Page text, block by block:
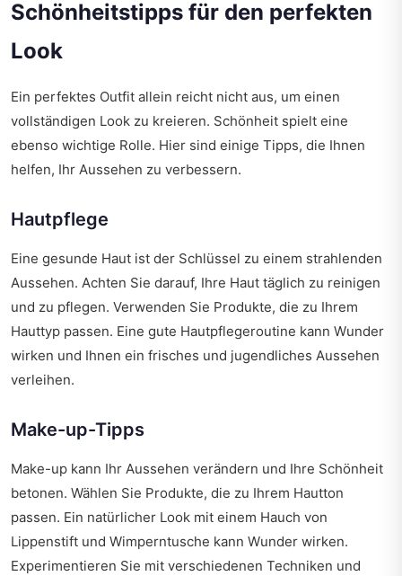
Schönheitstipps für den perfekten
Look
Ein perfektes Outfit allein reicht nicht aus, um einen
vollständigen Look zu kreieren. Schönheit spielt eine
ebenso wichtige Rolle. Hier sind einige Tipps, die Ihnen
helfen, Ihr Aussehen zu verbessern.
Hautpflege
Eine gesunde Haut ist der Schlüssel zu einem strahlenden
Aussehen. Achten Sie darauf, Ihre Haut täglich zu reinigen
und zu pflegen. Verwenden Sie Produkte, die zu Ihrem
Hauttyp passen. Eine gute Hautpflegeroutine kann Wunder
wirken und Ihnen ein frisches und jugendliches Aussehen
verleihen.
Make-up-Tipps
Make-up kann Ihr Aussehen verändern und Ihre Schönheit
betonen. Wählen Sie Produkte, die zu Ihrem Hautton
passen. Ein natürlicher Look mit einem Hauch von
Lippenstift und Wimperntusche kann Wunder wirken.
Experimentieren Sie mit verschiedenen Techniken und